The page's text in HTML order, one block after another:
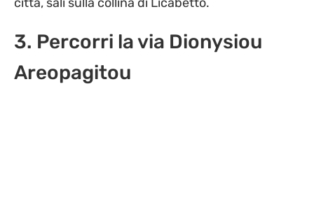
3. Percorri la via Dionysiou
Areopagitou